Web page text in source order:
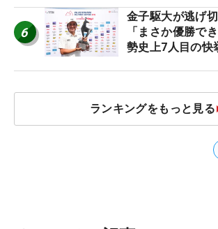
6
金子駆大が逃げ
「まさか優勝で
勢史上7人目の快
ランキングをもっと見る